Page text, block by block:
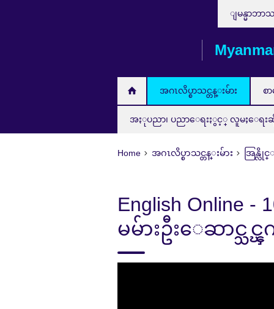
အဂၤလိပ္စာသင္တန္းမ်ား စ
အႏုပညာ၊ ပညာေရးႏွင့္ လူမႈေရးဆိုင္
your
ျမန္မာဘာ
Home အဂၤလိပ္စာသင္တန္းမ်ား အြန္လို
English Online
မမ်ားဦးေဆာင္သ